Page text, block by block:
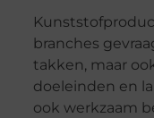
branches
takken, maar
doeleinden en
ook werkzaam